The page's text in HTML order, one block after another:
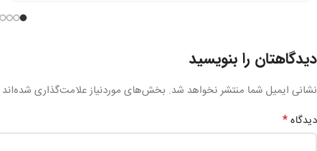
دیدگاهتان را بنویسید
نشانی ایمیل شما منتشر نخواهد شد. بخش‌های موردنیاز علامت‌گذاری شده‌اند
دیدگاه*